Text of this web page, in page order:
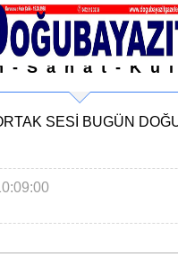
Sanat-
SESİ BUGÜN